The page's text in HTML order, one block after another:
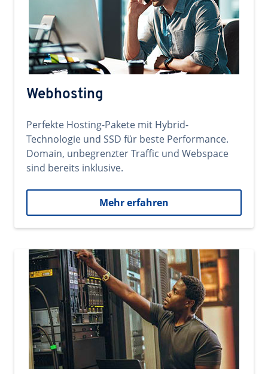
Webhosting
Perfekte Hosting-Pakete mit Hybrid-
Technologie und SSD für beste Performance.
Domain, unbegrenzter Traffic und Webspace
sind bereits inklusive.
Mehr erfahren